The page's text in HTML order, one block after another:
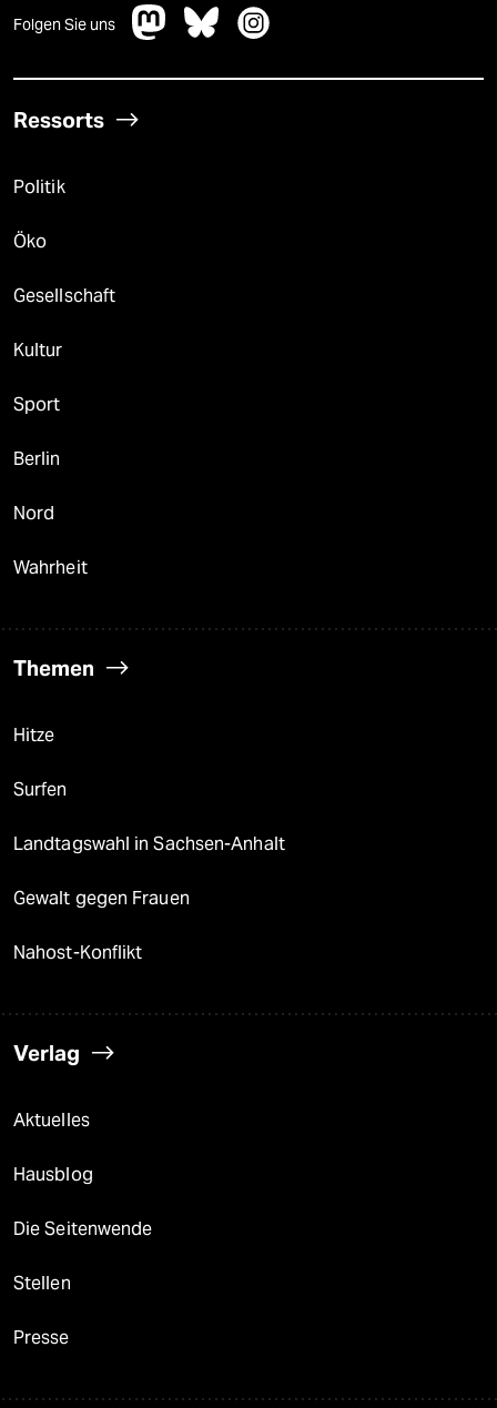
Folgen Sie uns
Ressorts
Politik
Öko
Gesellschaft
Kultur
Sport
Berlin
Nord
Wahrheit
Themen
Hitze
Surfen
Landtagswahl in Sachsen-Anhalt
Gewalt gegen Frauen
Nahost-Konflikt
Verlag
Aktuelles
Hausblog
Die Seitenwende
Stellen
Presse